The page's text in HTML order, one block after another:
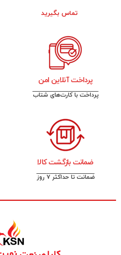
تماس بگیرید
پرداخت آنلاین امن
پرداخت با کارت‌های شتاب
ضمانت بازگشت کالا
ضمانت تا حداکثر ۷ روز